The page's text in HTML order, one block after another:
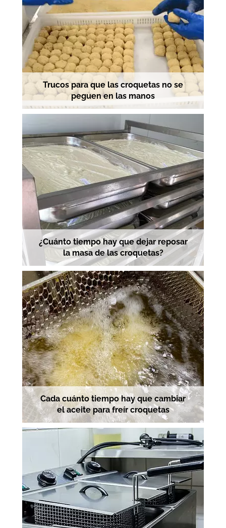
Trucos para que las croquetas no se
peguen en las manos
¿Cuánto tiempo hay que dejar reposar
la masa de las croquetas?
Cada cuánto tiempo hay que cambiar
el aceite para freír croquetas